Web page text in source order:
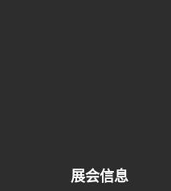
展会信息